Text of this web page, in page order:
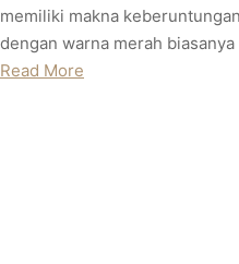
memiliki makna
dengan warna merah
Read More